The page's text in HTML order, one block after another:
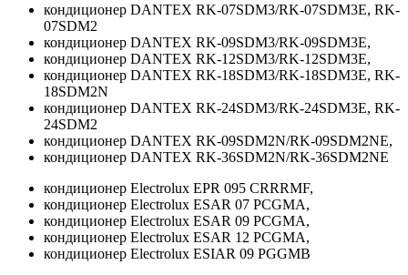
кондиционер DANTEX RK-07SDM3/RK-07SDM3Е, RK-
07SDM2
кондиционер DANTEX RK-09SDM3/RK-09SDM3Е,
кондиционер DANTEX RK-12SDM3/RK-12SDM3Е,
кондиционер DANTEX RK-18SDM3/RK-18SDM3Е, RK-
18SDM2N
кондиционер DANTEX RK-24SDM3/RK-24SDM3Е, RK-
24SDM2
кондиционер DANTEX RK-09SDM2N/RK-09SDM2NE,
кондиционер DANTEX RK-36SDM2N/RK-36SDM2NE
кондиционер Electrolux EPR 095 CRRRMF,
кондиционер Electrolux ESAR 07 PCGMA,
кондиционер Electrolux ESAR 09 PCGMA,
кондиционер Electrolux ESAR 12 PCGMA,
кондиционер Electrolux ESIAR 09 PGGMB